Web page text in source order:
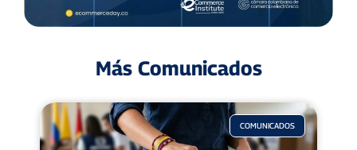
Más Comunicados
COMUNICADOS